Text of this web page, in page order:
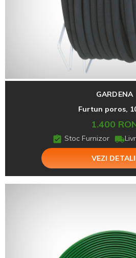
GARDENA
Furtun poros,
1.400
Stoc Furnizor
VEZI